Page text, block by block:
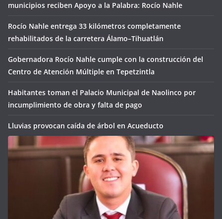
municipios reciben Apoyo a la Palabra: Rocío Nahle
Rocío Nahle entrega 33 kilómetros completamente
rehabilitados de la carretera Álamo–Tihuatlán
Gobernadora Rocío Nahle cumple con la construcción del
Centro de Atención Múltiple en Tepetzintla
Habitantes toman el Palacio Municipal de Naolinco por
incumplimiento de obra y falta de pago
Lluvias provocan caída de árbol en Acueducto